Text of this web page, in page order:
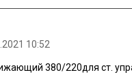
10:52
380/220для ст.